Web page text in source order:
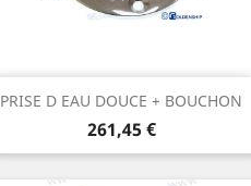
PRISE D EAU DOUCE + BOUCHON
Prix
261,45 €
Aperçu rapide